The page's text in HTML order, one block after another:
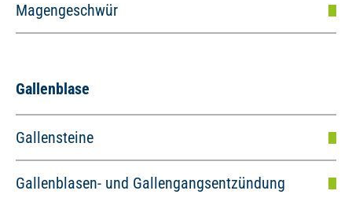
Magengeschwür
Gallenblase
Gallensteine
Gallenblasen- und Gallengangsentzündung